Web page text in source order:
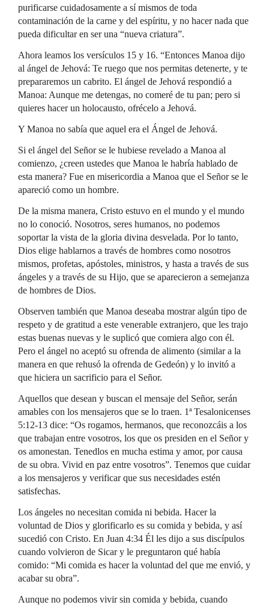
purificarse cuidadosamente a sí mismos de toda
contaminación de la carne y del espíritu, y no hacer nada que
pueda dificultar en ser una “nueva criatura”.
Ahora leamos los versículos 15 y 16. “Entonces Manoa dijo
al ángel de Jehová: Te ruego que nos permitas detenerte, y te
prepararemos un cabrito. El ángel de Jehová respondió a
Manoa: Aunque me detengas, no comeré de tu pan; pero si
quieres hacer un holocausto, ofrécelo a Jehová.
Y Manoa no sabía que aquel era el Ángel de Jehová.
Si el ángel del Señor se le hubiese revelado a Manoa al
comienzo, ¿creen ustedes que Manoa le habría hablado de
esta manera? Fue en misericordia a Manoa que el Señor se le
apareció como un hombre.
De la misma manera, Cristo estuvo en el mundo y el mundo
no lo conoció. Nosotros, seres humanos, no podemos
soportar la vista de la gloria divina desvelada. Por lo tanto,
Dios elige hablarnos a través de hombres como nosotros
mismos, profetas, apóstoles, ministros, y hasta a través de sus
ángeles y a través de su Hijo, que se aparecieron a semejanza
de hombres de Dios.
Observen también que Manoa deseaba mostrar algún tipo de
respeto y de gratitud a este venerable extranjero, que les trajo
estas buenas nuevas y le suplicó que comiera algo con él.
Pero el ángel no aceptó su ofrenda de alimento (similar a la
manera en que rehusó la ofrenda de Gedeón) y lo invitó a
que hiciera un sacrificio para el Señor.
Aquellos que desean y buscan el mensaje del Señor, serán
amables con los mensajeros que se lo traen. 1ª Tesalonicenses
5:12-13 dice: “Os rogamos, hermanos, que reconozcáis a los
que trabajan entre vosotros, los que os presiden en el Señor y
os amonestan. Tenedlos en mucha estima y amor, por causa
de su obra. Vivid en paz entre vosotros”. Tenemos que cuidar
a los mensajeros y verificar que sus necesidades estén
satisfechas.
Los ángeles no necesitan comida ni bebida. Hacer la
voluntad de Dios y glorificarlo es su comida y bebida, y así
sucedió con Cristo. En Juan 4:34 Él les dijo a sus discípulos
cuando volvieron de Sicar y le preguntaron qué había
comido: “Mi comida es hacer la voluntad del que me envió, y
acabar su obra”.
Aunque no podemos vivir sin comida y bebida, cuando